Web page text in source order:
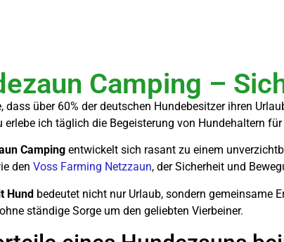
Camping –
dass über 60% der deutschen Hundebesitzer ihren
erlebe ich täglich die Begeisterung von Hundehaltern
Camping entwickelt sich rasant zu einem
den Voss Farming Netzzaun, der Sicherheit und
Hund bedeutet nicht nur Urlaub, sondern gemeinsame
ständige Sorge um den geliebten Vierbeiner.